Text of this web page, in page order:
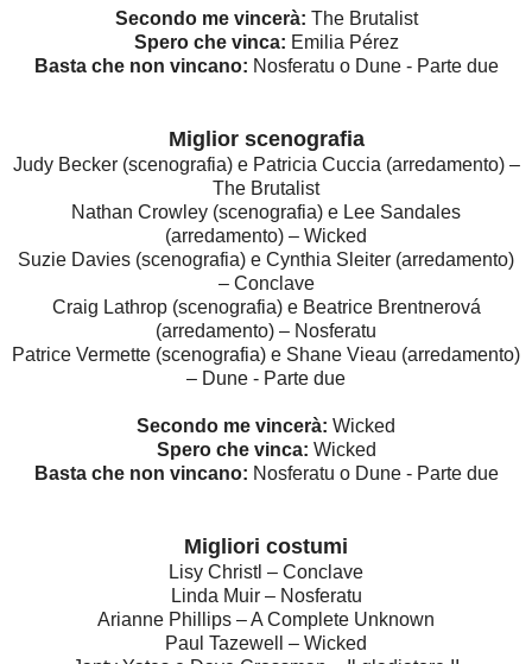
Secondo me vincerà: The Brutalist
Spero che vinca: Emilia Pérez
Basta che non vincano: Nosferatu o Dune - Parte due
Miglior scenografia
Judy Becker (scenografia) e Patricia Cuccia (arredamento) –
The Brutalist
Nathan Crowley (scenografia) e Lee Sandales
(arredamento) – Wicked
Suzie Davies (scenografia) e Cynthia Sleiter (arredamento)
– Conclave
Craig Lathrop (scenografia) e Beatrice Brentnerová
(arredamento) – Nosferatu
Patrice Vermette (scenografia) e Shane Vieau (arredamento)
– Dune - Parte due
Secondo me vincerà: Wicked
Spero che vinca: Wicked
Basta che non vincano: Nosferatu o Dune - Parte due
Migliori costumi
Lisy Christl – Conclave
Linda Muir – Nosferatu
Arianne Phillips – A Complete Unknown
Paul Tazewell – Wicked